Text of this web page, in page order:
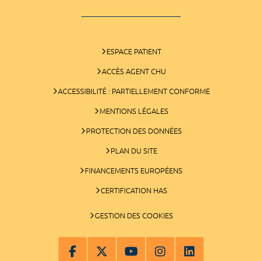
ESPACE PATIENT
ACCÈS AGENT CHU
ACCESSIBILITÉ : PARTIELLEMENT CONFORME
MENTIONS LÉGALES
PROTECTION DES DONNÉES
PLAN DU SITE
FINANCEMENTS EUROPÉENS
CERTIFICATION HAS
GESTION DES COOKIES